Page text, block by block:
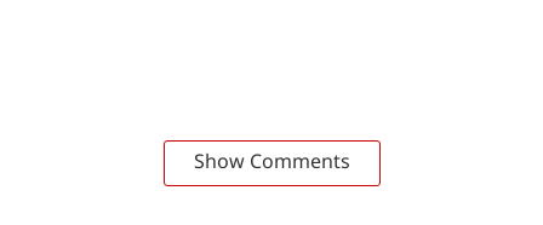
Show Comments